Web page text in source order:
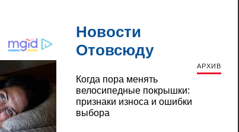
Новости
Отовсюду
АРХИВ
Когда пора менять
велосипедные покрышки:
признаки износа и ошибки
выбора